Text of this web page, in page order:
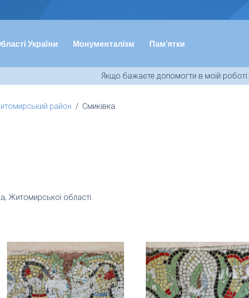
України Монументалізм Пам’ятки
Якщо бажаєте допомогти в моїй роботі:
район Смиківка.
Житомирської області.